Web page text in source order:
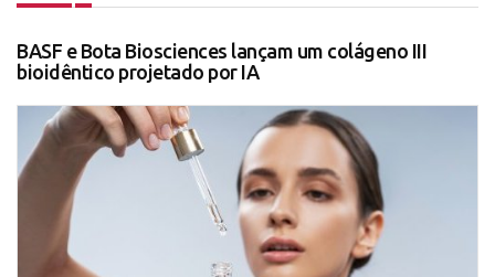
BASF e Bota Biosciences lançam um colágeno III
bioidêntico projetado por IA